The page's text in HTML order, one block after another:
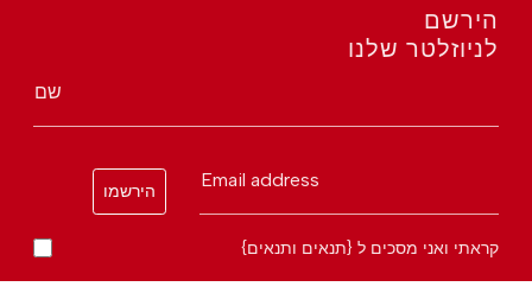
הירשם
לניוזלטר שלנו
שם
Email address
הירשמו
קראתי ואני מסכים ל {תנאים ותנאים}